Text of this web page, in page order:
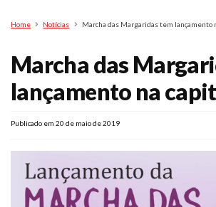
Pesquisa
Home Notícias Marcha das Margaridas tem lançamento
Marcha das
lançamento na
Publicado em 20 de maio de 2019
Diretoria
O Sindicato
Agenda
Casa do Alto
Sede Campestre
Nossos Convênios
Gympass Wellhub